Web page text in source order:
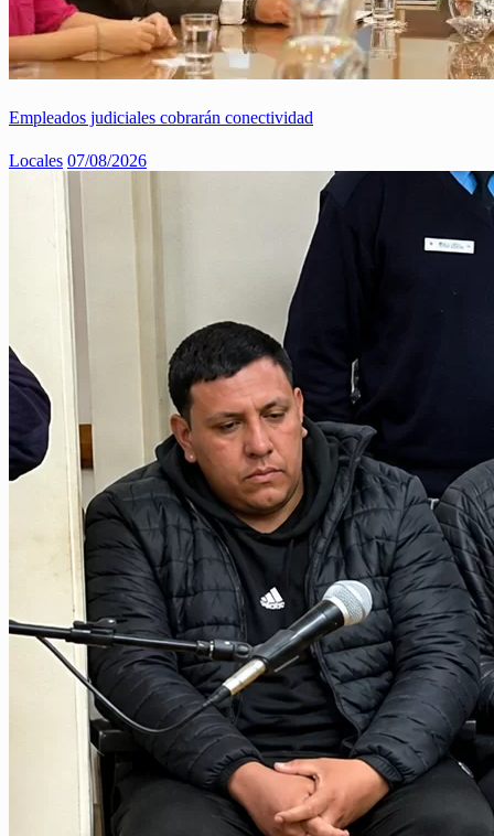
Empleados judiciales cobrarán conectividad
Locales 07/08/2026